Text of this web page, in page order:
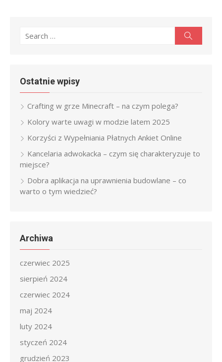
Search
Ostatnie wpisy
Crafting w grze Minecraft – na czym polega?
Kolory warte uwagi w modzie latem 2025
Korzyści z Wypełniania Płatnych Ankiet Online
Kancelaria adwokacka – czym się charakteryzuje to
miejsce?
Dobra aplikacja na uprawnienia budowlane – co
warto o tym wiedzieć?
Archiwa
czerwiec 2025
sierpień 2024
czerwiec 2024
maj 2024
luty 2024
styczeń 2024
grudzień 2023